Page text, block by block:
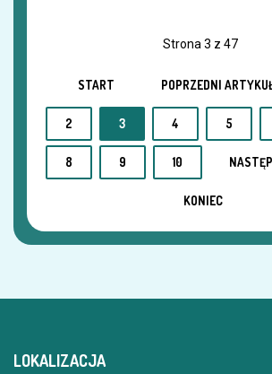
Strona 3 z 47
START POPRZEDNI
2 3 4 5
8 9 10
KONIEC
LOKALIZACJA